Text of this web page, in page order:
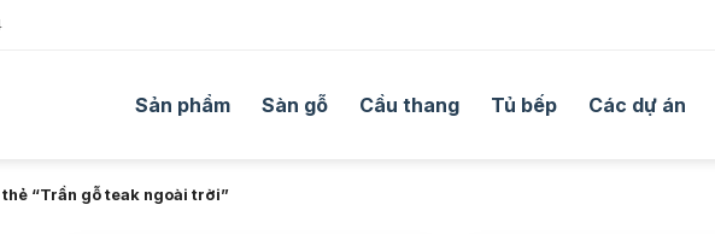
Sản phẩm Sàn gỗ Cầu thang Tủ bếp Các dự án
“Trần gỗ teak ngoài trời”